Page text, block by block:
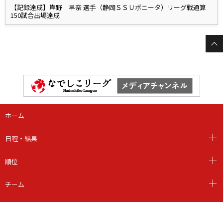
【記録達成】岸野 早奈 選手（静岡ＳＳＵボニータ）リーグ戦通算
150試合出場達成
ホーム
日程・結果
順位
チーム